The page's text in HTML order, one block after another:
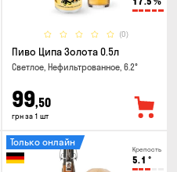
(0)
Пиво Ципа Золота 0.5л
Светлое, Нефильтрованное, 6.2°
99,50
грн за 1 шт
Крепость
5.1 °
Только онлайн